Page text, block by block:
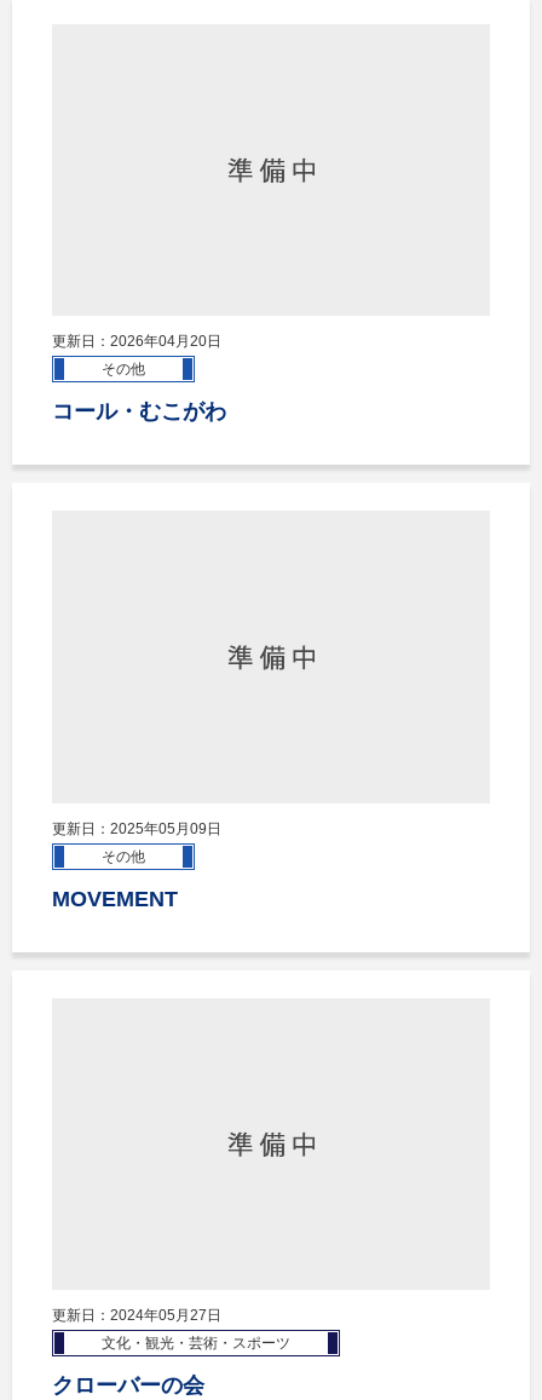
更新日：2026年04月20日
その他
コール・むこがわ
更新日：2025年05月09日
その他
MOVEMENT
更新日：2024年05月27日
文化・観光・芸術・スポーツ
クローバーの会